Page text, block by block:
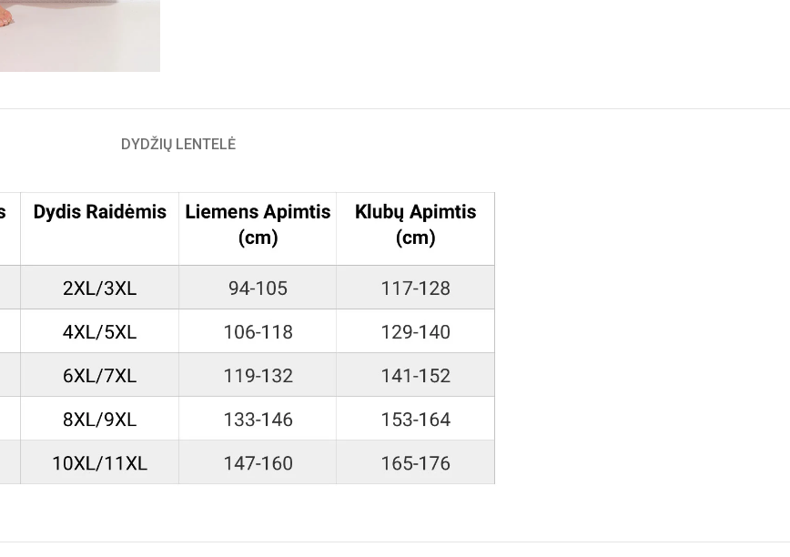
DYDŽIŲ LENTELĖ